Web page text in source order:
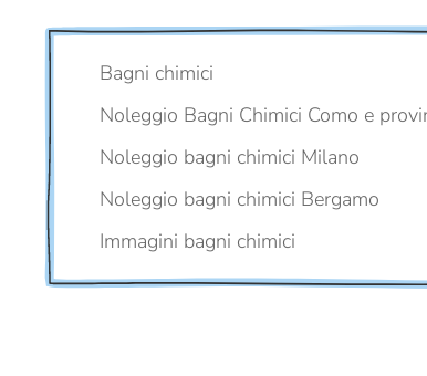
Bagni chimici
Noleggio Bagni Chimici Como e
Noleggio bagni chimici Milano
Noleggio bagni chimici Bergamo
Immagini bagni chimici